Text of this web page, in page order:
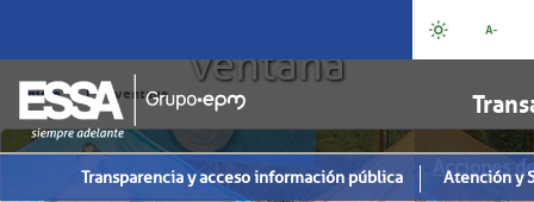
Transparencia y acceso información pública Atención y
ventana
Inicio | ventana
Acciones